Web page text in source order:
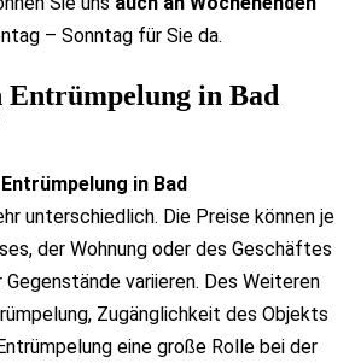
– Sonntag für Sie da.
Entrümpelung in Bad
in Bad
unterschiedlich. Die Preise können je
der Wohnung oder des Geschäftes
variieren. Des Weiteren
Zugänglichkeit des Objekts
eine große Rolle bei der